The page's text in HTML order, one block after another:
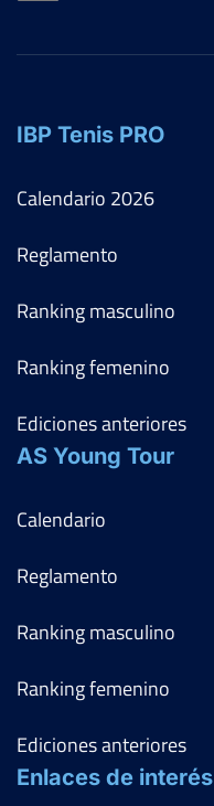
IBP Tenis PRO
Calendario 2026
Reglamento
Ranking masculino
Ranking femenino
Ediciones anteriores
AS Young Tour
Calendario
Reglamento
Ranking masculino
Ranking femenino
Ediciones anteriores
Enlaces de interés